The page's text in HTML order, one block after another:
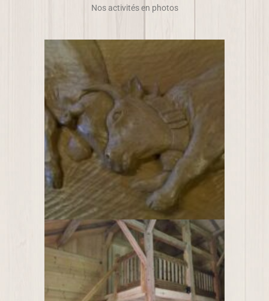
Nos activités en photos